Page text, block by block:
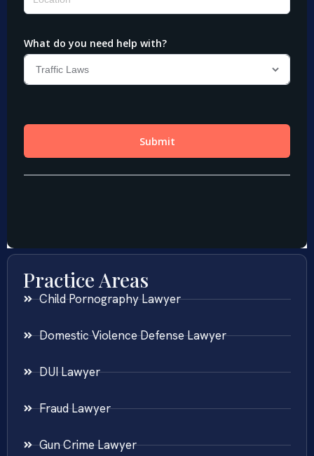
Practice Areas
Child Pornography Lawyer
Domestic Violence Defense Lawyer
DUI Lawyer
Fraud Lawyer
Gun Crime Lawyer